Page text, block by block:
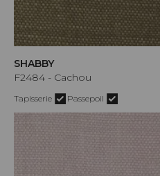
SHABBY
F2484 - Cachou
Tapisserie Passepoil